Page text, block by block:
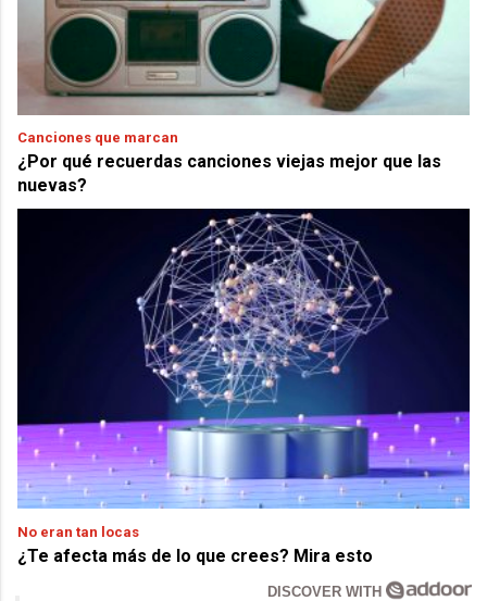
Canciones que marcan
¿Por qué recuerdas canciones viejas mejor que las
nuevas?
No eran tan locas
¿Te afecta más de lo que crees? Mira esto
DISCOVER WITH